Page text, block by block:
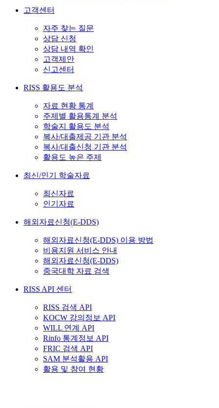
고객센터
자주 찾는 질문
상담 신청
상담 내역 확인
고객제안
신고센터
RISS 활용도 분석
자료 현황 통계
주제별 활용통계 분석
학술지 활용도 분석
복사/대출제공 기관 분석
복사/대출신청 기관 분석
활용도 높은 주제
최신/인기 학술자료
최신자료
인기자료
해외자료신청(E-DDS)
해외자료신청(E-DDS) 이용 방법
비용지원 서비스 안내
해외자료신청(E-DDS)
중국대학 자료 검색
RISS API 센터
RISS 검색 API
KOCW 강의정보 API
WILL 연계 API
Rinfo 통계정보 API
FRIC 검색 API
SAM 분석활용 API
활용 및 참여 현황